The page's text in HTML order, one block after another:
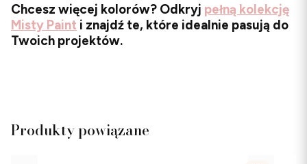
Chcesz więcej kolorów? Odkryj pełną kolekcję
Misty Paint i znajdź te, które idealnie pasują do
Twoich projektów.
Produkty powiązane